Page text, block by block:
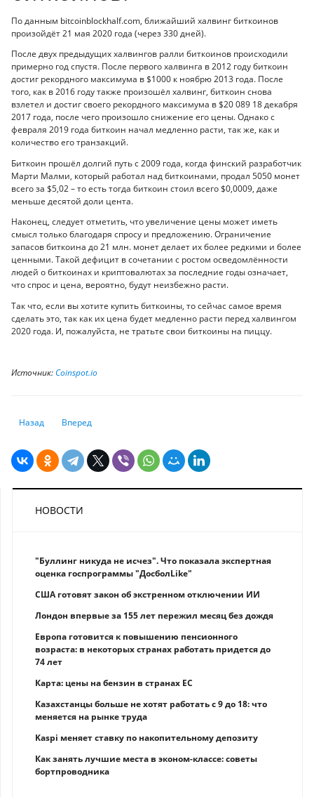
По данным bitcoinblockhalf.com, ближайший халвинг биткоинов
произойдёт 21 мая 2020 года (через 330 дней).
После двух предыдущих халвингов ралли биткоинов происходили
примерно год спустя. После первого халвинга в 2012 году биткоин
достиг рекордного максимума в $1000 к ноябрю 2013 года. После
того, как в 2016 году также произошёл халвинг, биткоин снова
взлетел и достиг своего рекордного максимума в $20 089 18 декабря
2017 года, после чего произошло снижение его цены. Однако с
февраля 2019 года биткоин начал медленно расти, так же, как и
количество его транзакций.
Биткоин прошёл долгий путь с 2009 года, когда финский разработчик
Марти Малми, который работал над биткоинами, продал 5050 монет
всего за $5,02 – то есть тогда биткоин стоил всего $0,0009, даже
меньше десятой доли цента.
Наконец, следует отметить, что увеличение цены может иметь
смысл только благодаря спросу и предложению. Ограничение
запасов биткоина до 21 млн. монет делает их более редкими и более
ценными. Такой дефицит в сочетании с ростом осведомлённости
людей о биткоинах и криптовалютах за последние годы означает,
что спрос и цена, вероятно, будут неизбежно расти.
Так что, если вы хотите купить биткоины, то сейчас самое время
сделать это, так как их цена будет медленно расти перед халвингом
2020 года. И, пожалуйста, не тратьте свои биткоины на пиццу.
Источник:Coinspot.io
Предыдущий: Опять миллиардеры: Криптовалютные инвестиции
Назад Следующий: Сергей Солонин: Будущее за сочетанием
Вперед
НОВОСТИ
"Буллинг никуда не исчез". Что показала экспертная
оценка госпрограммы "ДосболLike"
США готовят закон об экстренном отключении ИИ
Лондон впервые за 155 лет пережил месяц без дождя
Европа готовится к повышению пенсионного
возраста: в некоторых странах работать придется до
74 лет
Карта: цены на бензин в странах ЕС
Казахстанцы больше не хотят работать с 9 до 18: что
меняется на рынке труда
Kaspi меняет ставку по накопительному депозиту
Как занять лучшие места в эконом-классе: советы
бортпроводника